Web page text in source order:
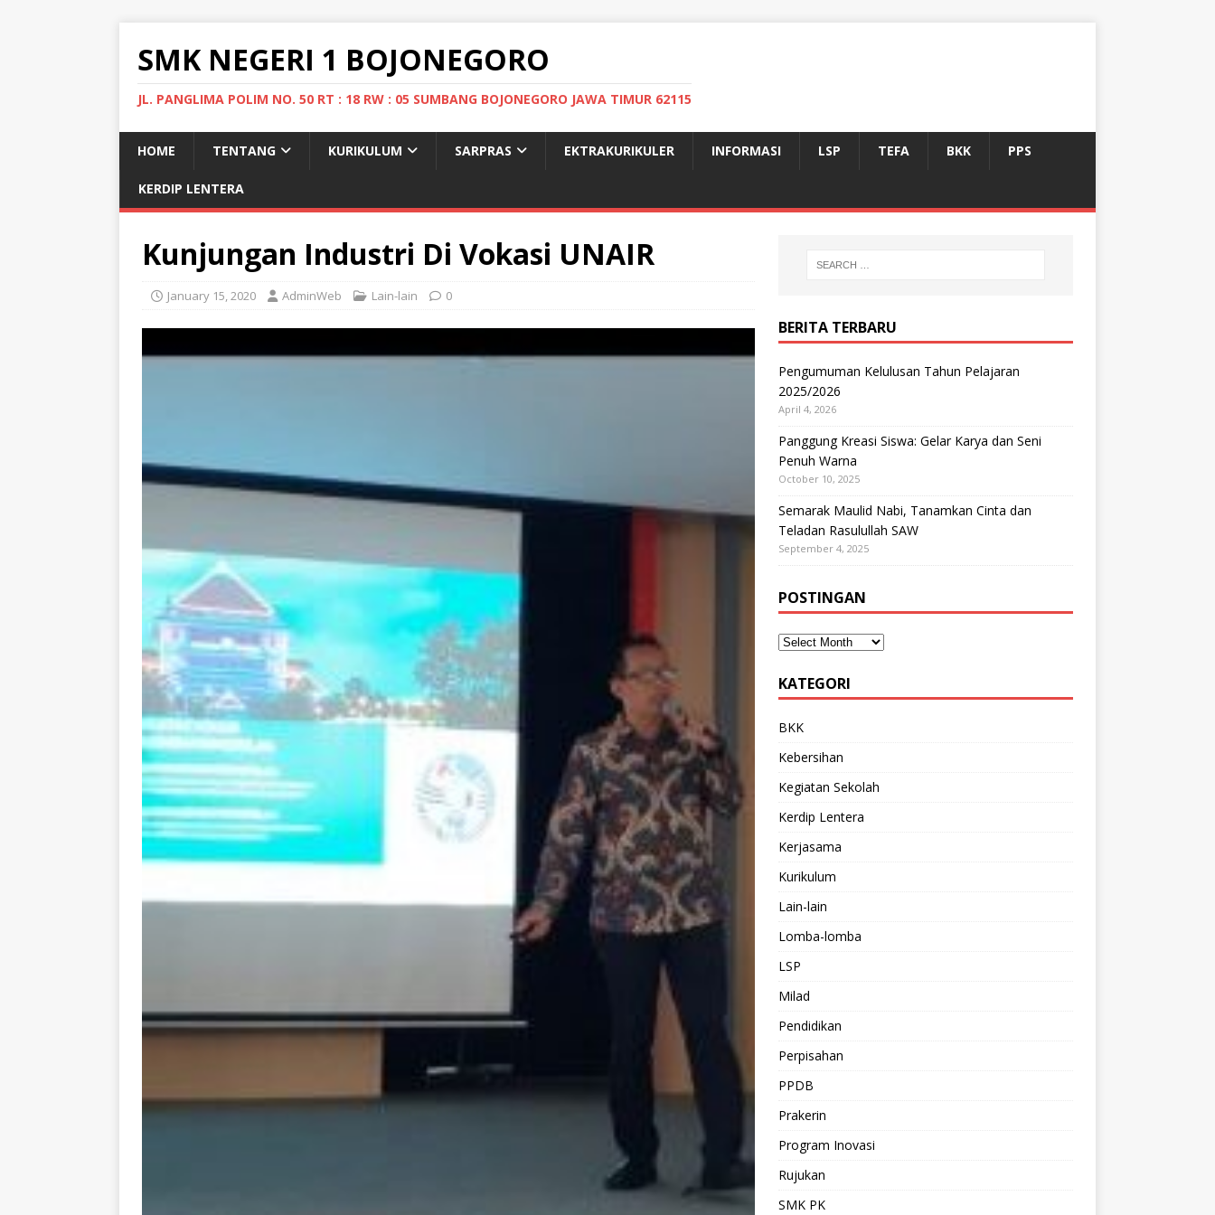
SMK NEGERI 1 BOJONEGORO
JL. PANGLIMA POLIM NO. 50 RT : 18 RW : 05 SUMBANG BOJONEGORO JAWA TIMUR 62115
HOME TENTANG KURIKULUM SARPRAS EKTRAKURIKULER INFORMASI LSP TEFA BKK PPS
KERDIP LENTERA
Kunjungan Industri Di Vokasi UNAIR
January 15, 2020 AdminWeb Lain-lain 0
BERITA TERBARU
Pengumuman Kelulusan Tahun Pelajaran
2025/2026
April 4, 2026
Panggung Kreasi Siswa: Gelar Karya dan Seni
Penuh Warna
October 10, 2025
Semarak Maulid Nabi, Tanamkan Cinta dan
Teladan Rasulullah SAW
September 4, 2025
POSTINGAN
KATEGORI
BKK
Kebersihan
Kegiatan Sekolah
Kerdip Lentera
Kerjasama
Kurikulum
Lain-lain
Lomba-lomba
LSP
Milad
Pendidikan
Perpisahan
PPDB
Prakerin
Program Inovasi
Rujukan
SMK PK